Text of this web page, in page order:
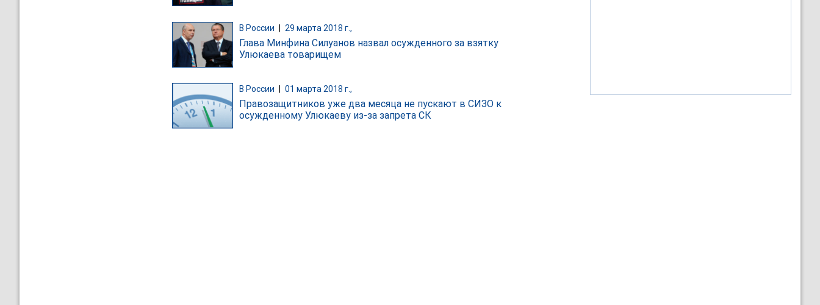
В России | 29 марта 2018 г.,
Глава Минфина Силуанов назвал осужденного за взятку
Улюкаева товарищем
В России 01 марта 2018 г.,
Правозащитников уже два месяца не пускают в СИЗО к
осужденному Улюкаеву из-за запрета СК